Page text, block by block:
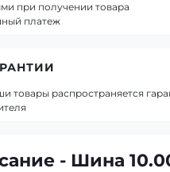
- Шина
при получении товара
платеж
товары распространяется